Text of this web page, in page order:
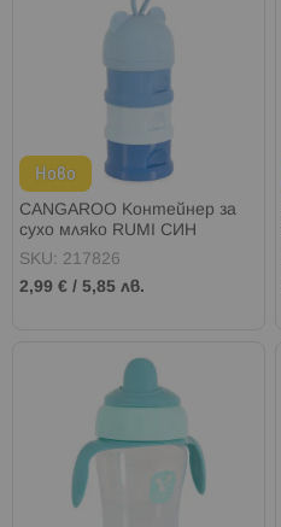
Ново
CANGAROO Контейнер за
сухо мляко RUMI СИН
SKU: 217826
2,99 € / 5,85 лв.